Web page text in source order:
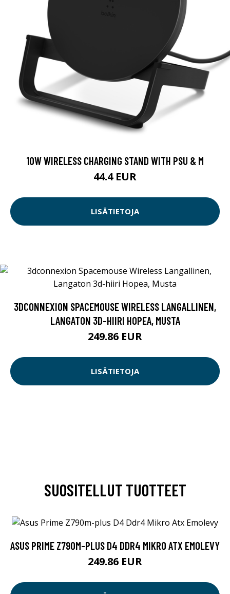
10W WIRELESS CHARGING STAND WITH PSU & M
44.4 EUR
LISÄTIETOJA
3DCONNEXION SPACEMOUSE WIRELESS LANGALLINEN,
LANGATON 3D-HIIRI HOPEA, MUSTA
249.86 EUR
LISÄTIETOJA
SUOSITELLUT TUOTTEET
ASUS PRIME Z790M-PLUS D4 DDR4 MIKRO ATX EMOLEVY
249.86 EUR